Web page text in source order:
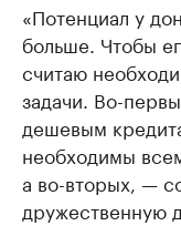
«Потенциал у
больше. Чтобы
считаю
задачи. Во-
дешевым
необходимы
а во-вторых, —
дружественную